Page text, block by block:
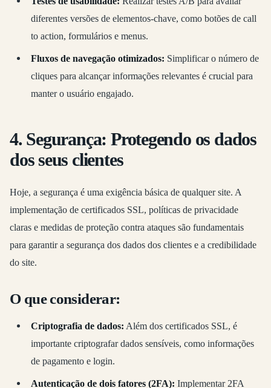
diferentes versões de elementos-chave, como botões de call
to action, formulários e menus.
Fluxos de navegação otimizados: Simplificar o número de
cliques para alcançar informações relevantes é crucial para
manter o usuário engajado.
4. Segurança: Protegendo os dados
dos seus clientes
Hoje, a segurança é uma exigência básica de qualquer site. A
implementação de certificados SSL, políticas de privacidade
claras e medidas de proteção contra ataques são fundamentais
para garantir a segurança dos dados dos clientes e a credibilidade
do site.
O que considerar:
Criptografia de dados: Além dos certificados SSL, é
importante criptografar dados sensíveis, como informações
de pagamento e login.
Autenticação de dois fatores (2FA): Implementar 2FA